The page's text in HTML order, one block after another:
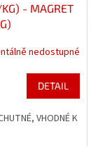
- MAGRET
nedostupné
DETAIL
VHODNÉ K